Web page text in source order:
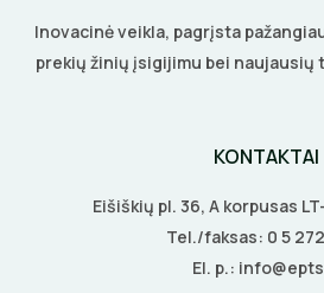
ELEKTRINIAI ĮRANKIAI
Inovacinė veikla, pagrįsta
prekių žinių įsigijimu bei
KONTAKTAI
Eišiškių pl. 36, A korpusas
Tel./faksas: 0 5
El. p.: